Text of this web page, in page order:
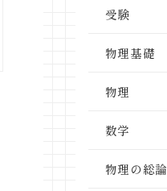
受験
物理基礎
力学
電磁気学
物理
力学
波動
数学
三角関数
物理の総論